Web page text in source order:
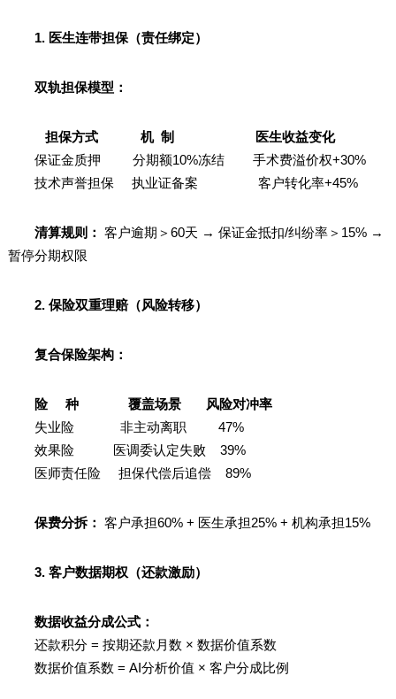
1. 医生连带担保（责任绑定）
双轨担保模型：
担保方式 机 制 医生收益变化
保证金质押 分期额10%冻结 手术费溢价权+30%
技术声誉担保 执业证备案 客户转化率+45%
清算规则： 客户逾期＞60天 → 保证金抵扣/纠纷率＞15% →
暂停分期权限
2. 保险双重理赔（风险转移）
复合保险架构：
险 种 覆盖场景 风险对冲率
失业险 非主动离职 47%
效果险 医调委认定失败 39%
医师责任险 担保代偿后追偿 89%
保费分拆： 客户承担60% + 医生承担25% + 机构承担15%
3. 客户数据期权（还款激励）
数据收益分成公式：
还款积分 = 按期还款月数 × 数据价值系数
数据价值系数 = AI分析价值 × 客户分成比例